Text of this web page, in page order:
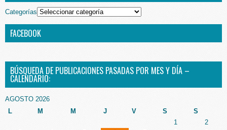
Categorías
FACEBOOK
BÚSQUEDA DE PUBLICACIONES PASADAS POR MES Y DÍA –
CALENDARIO:
AGOSTO 2026
L
M M J V S S
1
2